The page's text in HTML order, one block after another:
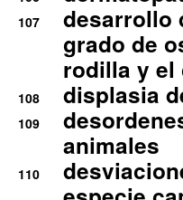
107
desarrollo
grado de
rodilla y el
108 displasia
109
animales
110